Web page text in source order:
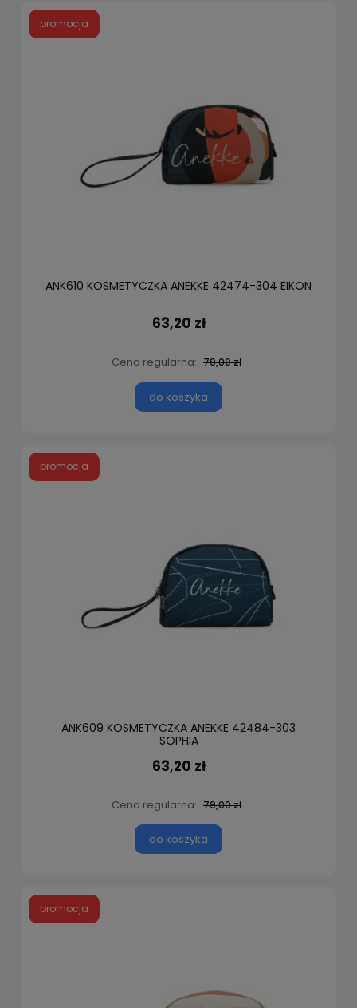
ANK610 KOSMETYCZKA ANEKKE 42474-304 EIKON
63,20 zł
Cena regularna: 79,00 zł
do koszyka
promocja
ANK609 KOSMETYCZKA ANEKKE 42484-303
SOPHIA
63,20 zł
Cena regularna: 79,00 zł
do koszyka
promocja
promocja